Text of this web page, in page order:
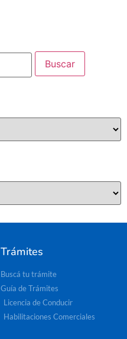
Trámites
Buscá tu trámite
Guía de Trámites
Licencia de Conducir
Habilitaciones Comerciales